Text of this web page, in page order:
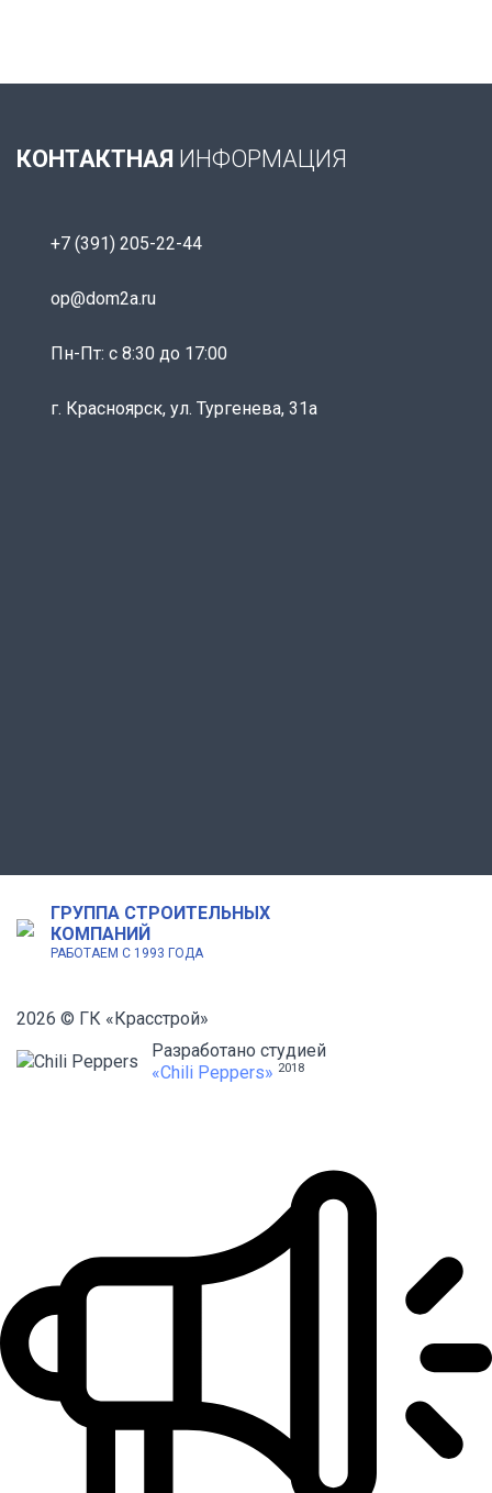
КОНТАКТНАЯ ИНФОРМАЦИЯ
+7 (391) 205-22-44
op@dom2a.ru
Пн-Пт: c 8:30 до 17:00
г. Красноярск, ул. Тургенева, 31а
ГРУППА СТРОИТЕЛЬНЫХ
КОМПАНИЙ
РАБОТАЕМ С 1993 ГОДА
2026 © ГК «Красстрой»
Разработано студией
«Chili Peppers» 2018